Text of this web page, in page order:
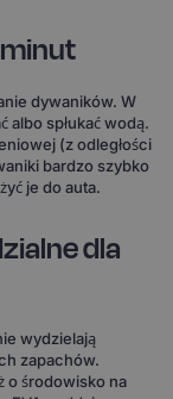
dywaników. W
spłukać wodą.
(z odległości
bardzo szybko
je do auta.
dla
wydzielają
zapachów.
o środowisko na